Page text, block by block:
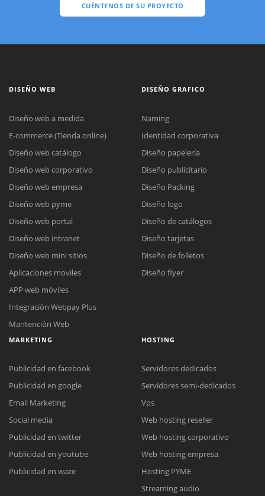
CUÉNTENOS DE SU PROYECTO
Reunión online
Meet para la reunión online.
Cotización
Chat Online
Todos nuestros ejecutivos están fuera de línea. Complete el formulario
DISEÑO WEB
Diseño web a medida
E-commerce (Tienda online)
Diseño web catálogo
Diseño web corporativo
Diseño web empresa
Diseño web pyme
Diseño web portal
Diseño web intranet
Diseño web mini sitios
Aplicaciones moviles
APP web móviles
Integración Webpay Plus
Mantención Web
DISEÑO GRAFICO
Naming
Identidad corporativa
Diseño papelería
Diseño publicitario
Diseño Packing
Diseño logo
Diseño de catálogos
Diseño tarjetas
Diseño de folletos
Diseño flyer
MARKETING
Publicidad en facebook
Publicidad en google
Email Marketing
Social media
Publicidad en twitter
Publicidad en youtube
Publicidad en waze
HOSTING
Servidores dedicados
Servidores semi-dedicados
Vps
Web hosting reseller
Web hosting corporativo
Web hosting empresa
Hosting PYME
Streaming audio